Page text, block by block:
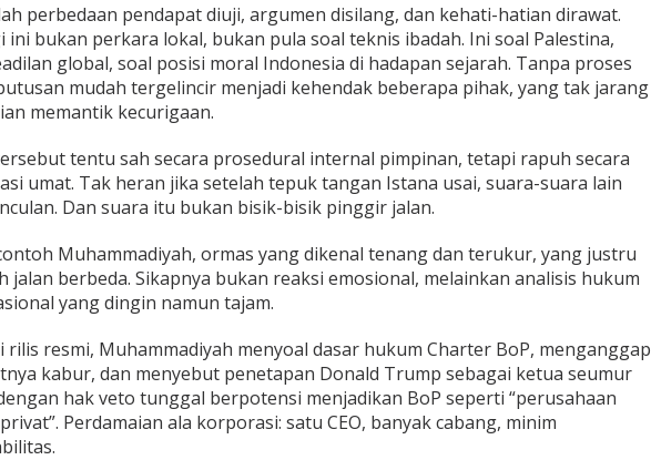
perbedaan pendapat diuji, argumen disilang, dan kehati-hatian dirawat.
ini bukan perkara lokal, bukan pula soal teknis ibadah. Ini soal Palestina,
global, soal posisi moral Indonesia di hadapan sejarah. Tanpa proses
mudah tergelincir menjadi kehendak beberapa pihak, yang tak jarang
memantik kecurigaan.
tentu sah secara prosedural internal pimpinan, tetapi rapuh secara
umat. Tak heran jika setelah tepuk tangan Istana usai, suara-suara lain
Dan suara itu bukan bisik-bisik pinggir jalan.
Muhammadiyah, ormas yang dikenal tenang dan terukur, yang justru
jalan berbeda. Sikapnya bukan reaksi emosional, melainkan analisis hukum
yang dingin namun tajam.
rilis resmi, Muhammadiyah menyoal dasar hukum Charter BoP, menganggap
kabur, dan menyebut penetapan Donald Trump sebagai ketua seumur
hak veto tunggal berpotensi menjadikan BoP seperti “perusahaan
Perdamaian ala korporasi: satu CEO, banyak cabang, minim